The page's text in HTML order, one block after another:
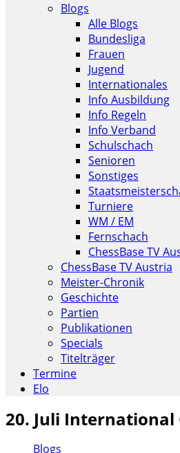
Blogs
Alle Blogs
Bundesliga
Frauen
Jugend
Internationales
Info Ausbildung
Info Regeln
Info Verband
Schulschach
Senioren
Sonstiges
Turniere
WM / EM
Fernschach
ChessBase TV
ChessBase TV Austria
Meister-Chronik
Geschichte
Partien
Publikationen
Specials
Titelträger
Termine
Elo
20. Juli International
Blogs